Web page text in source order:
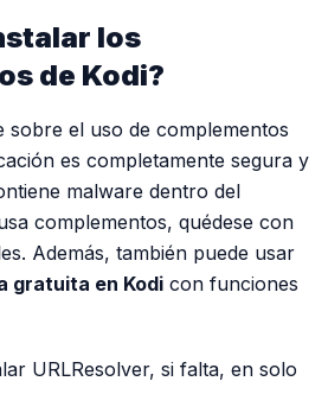
los
de Kodi?
sobre el uso de complementos
es completamente segura y
malware dentro del
complementos, quédese con
Además, también puede usar
gratuita en Kodi con funciones
URLResolver, si falta, en solo